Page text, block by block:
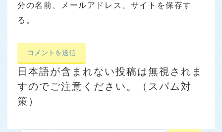
分の名前、メールアドレス、サイトを保存す
る。
日本語が含まれない投稿は無視されま
すのでご注意ください。（スパム対
策）